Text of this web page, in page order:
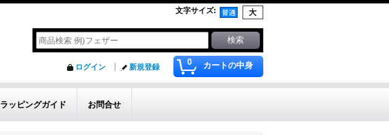
文字サイズ:
0 カートの中身
ログイン 新規登録
ラッピングガイド お問合せ